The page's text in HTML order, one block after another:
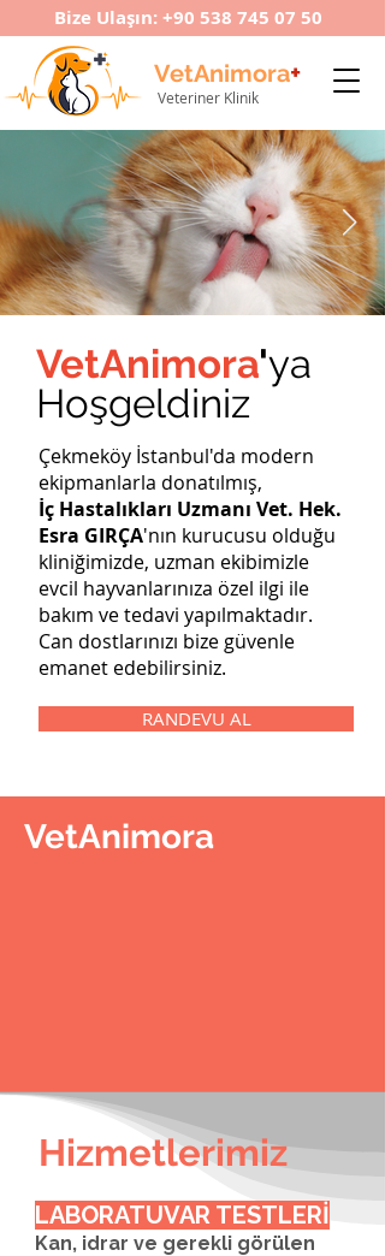
VetAnimora+
Veteriner Klinik
Bize Ulaşın:+90 538 745 07 50
VetAnimora'ya
Hoşgeldiniz
Çekmeköy İstanbul'da modern
ekipmanlarla donatılmış,
İç Hastalıkları Uzmanı Vet. Hek.
Esra GIRÇA'nın kurucusu olduğu
kliniğimizde, uzman ekibimizle
evcil hayvanlarınıza özel ilgi ile
bakım ve tedavi yapılmaktadır.
Can dostlarınızı bize güvenle
emanet edebilirsiniz.
RANDEVU AL
VetAnimora
Hizmetlerimiz
LABORATUVAR TESTLERİ
Kan, idrar ve gerekli görülen